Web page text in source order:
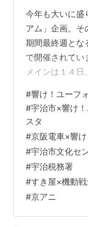
今年も大いに盛
アム」企画。そ
期間最終週とな
で開催されてい
メインは１４
は、学生さんた
って市民広場
大パネルの展
東海「推し旅
作業公開と言っ
#響け！ユーフ
#宇治市×響け
スタ
#京阪電車×響
#宇治市文化セ
#宇治税務署
#すき屋×機動
#京アニ